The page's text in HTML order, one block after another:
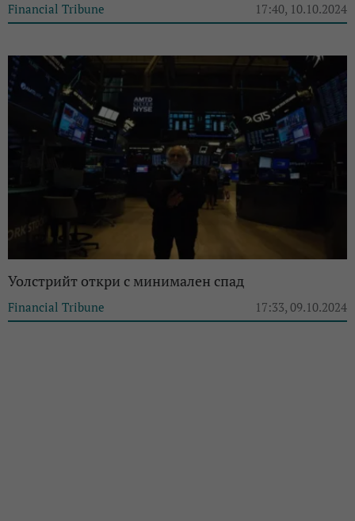
Financial Tribune 17:40, 10.10.2024
Уолстрийт откри с минимален спад
Financial Tribune 17:33, 09.10.2024